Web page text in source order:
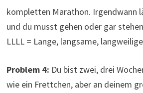
kompletten Marathon. Irgendwann
und du musst gehen oder gar
LLLL = Lange, langsame,
Problem 4: Du bist zwei, drei
wie ein Frettchen, aber an deinem